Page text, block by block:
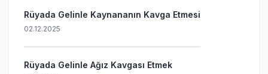
Rüyada Gelinle Kaynananın Kavga Etmesi
02.12.2025
Rüyada Gelinle Ağız Kavgası Etmek